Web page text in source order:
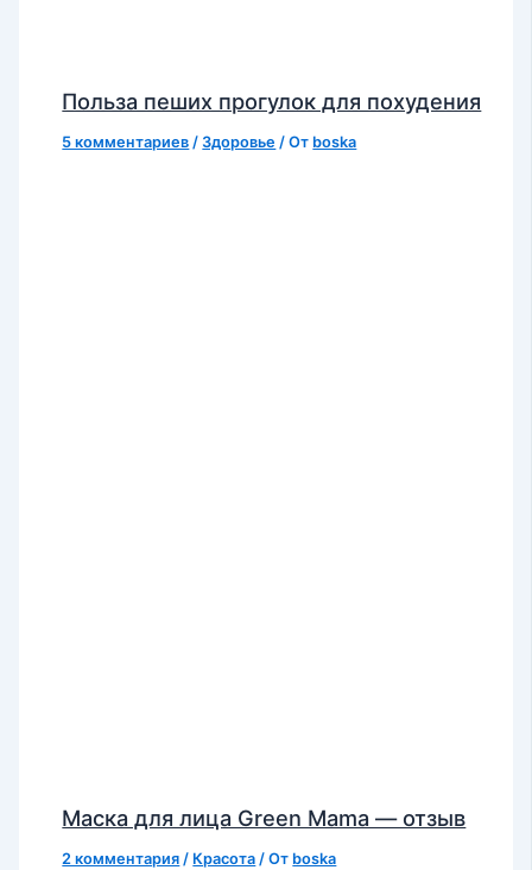
Польза пеших прогулок для похудения
5 комментариев /Здоровье / От boska
Маска для лица Green Mama — отзыв
2 комментария / Красота / От boska